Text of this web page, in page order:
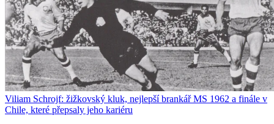
Viliam Schrojf: žižkovský kluk, nejlepší brankář MS 1962 a finále v
Chile, které přepsaly jeho kariéru